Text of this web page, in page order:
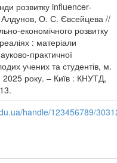
розвитку influencer-
Алдунов, О. С. Євсейцева //
економічного розвитку
: матеріали
практичної
учених та студентів, м.
2025 року. – Київ : КНУТД,
handle/123456789/